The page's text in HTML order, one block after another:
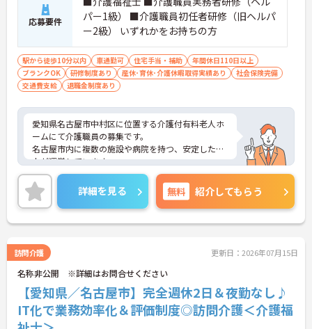
応募要件
パー1級） ■介護職員初任者研修（旧ヘルパ
ー2級） いずれかをお持ちの方
駅から徒歩10分以内 車通勤可 住宅手当・補助
年間休日110日以上
ブランクOK
研修制度あり 産休･育休･介護休暇取得実績あり
社会保険完備
交通費支給
退職金制度あり
愛知県名古屋市中村区に位置する介護付有料老人ホ
ームにて介護職員の募集です。
名古屋市内に複数の施設や病院を持つ、安定した法
人が運営しています。
地域の医療機関と連携し、通院や入院など必要な医
療を、利用者に提供出来る体制が整っていますの
で、安心して介護のお仕事ができます。
ぬくもあは介護業界ではめずらしく「ぬくもあカレ
ッジ」という研修専用の施設を作ってしまうほど人
未経験者はもちろん、たとえば「経験者が復習しや
すいように」だったり、「ステップアップ用のレベ
ル別研修」があったり。合計200種類もの中から、
あなたに合った研修を受けられるので、とにかく自
分の仕事に自信が持てるようになりますよ！
ぬくもあが利用者さんやそのご家族に選ばれる理由
のひとつが、利用者さんを最期までお世話する「看
詳細を見る 無料 紹介してもらう
訪問介護 更新日：2026年07月15日
名称非公開 ※詳細はお問合せください
【愛知県／名古屋市】完全週休2日＆夜勤なし♪
IT化で業務効率化＆評価制度◎訪問介護＜介護福